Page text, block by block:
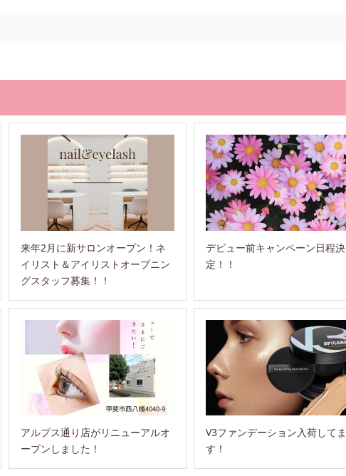
来年2月に新サロンオープン！ネ
イリスト＆アイリストオープニン
グスタッフ募集！！
デビュー前キャンペーン日程決
定！！
アルプス通り店がリニューアルオ
ープンしました！
V3ファンデーション入荷してま
す！